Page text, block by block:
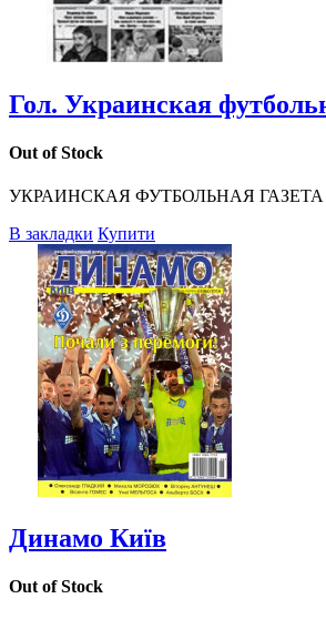
Гол. Украинская
Out of Stock
УКРАИНСКАЯ ФУТБОЛЬНАЯ ГАЗЕТА
В закладки Купити
Динамо Київ
Out of Stock